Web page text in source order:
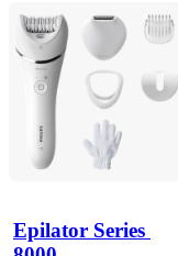
Epilator Series